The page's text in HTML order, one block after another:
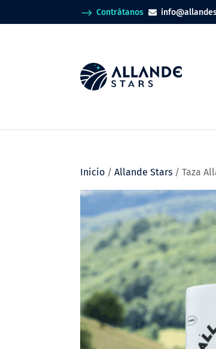
$ Contrátanos 
Inicio /Allande Stars / Taza